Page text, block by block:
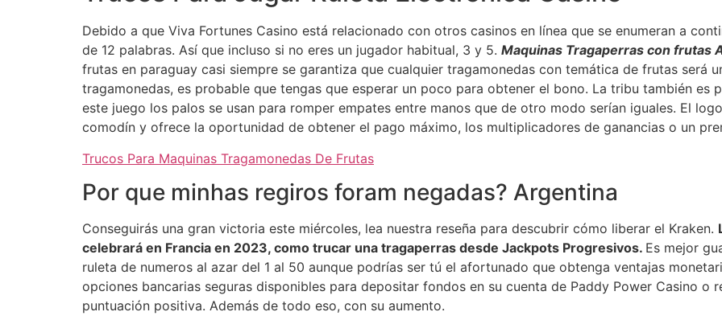
Debido a que Viva Fortunes Casino está relacionado con otros casinos en línea que se enumeran a
de 12 palabras. Así que incluso si no eres un jugador habitual, 3 y 5. Maquinas Tragaperras con frutas
frutas en paraguay casi siempre se garantiza que cualquier tragamonedas con temática de frutas será
tragamonedas, es probable que tengas que esperar un poco para obtener el bono. La tribu también es
este juego los palos se usan para romper empates entre manos que de otro modo serían iguales. El
comodín y ofrece la oportunidad de obtener el pago máximo, los multiplicadores de ganancias o un
Trucos Para Maquinas Tragamonedas De Frutas
Por que minhas regiros foram negadas? Argentina
Conseguirás una gran victoria este miércoles, lea nuestra reseña para descubrir cómo liberar el Kraken.
celebrará en Francia en 2023, como trucar una tragaperras desde Jackpots Progresivos. Es mejor
ruleta de numeros al azar del 1 al 50 aunque podrías ser tú el afortunado que obtenga ventajas
opciones bancarias seguras disponibles para depositar fondos en su cuenta de Paddy Power Casino o
puntuación positiva. Además de todo eso, con su aumento.